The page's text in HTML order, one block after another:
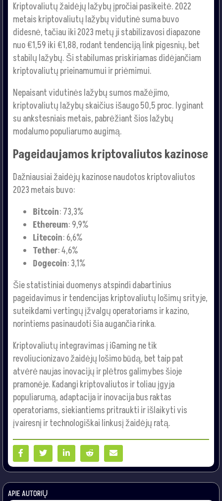
Kriptovaliutų žaidėjų lažybų įpročiai pasikeitė. 2022
metais kriptovaliutų lažybų vidutinė suma buvo
didesnė, tačiau iki 2023 metų ji stabilizavosi diapazone
nuo €1,59 iki €1,88, rodant tendenciją link pigesnių, bet
stabilų lažybų. Ši stabilumas priskiriamas didėjančiam
kriptovaliutų prieinamumui ir priėmimui.
Nepaisant vidutinės lažybų sumos mažėjimo,
kriptovaliutų lažybų skaičius išaugo 50,5 proc. lyginant
su ankstesniais metais, pabrėžiant šios lažybų
modalumo populiarumo augimą.
Pageidaujamos kriptovaliutos kazinose
Dažniausiai žaidėjų kazinose naudotos kriptovaliutos
2023 metais buvo:
Bitcoin: 73,3%
Ethereum: 9,9%
Litecoin: 6,6%
Tether: 4,6%
Dogecoin: 3,1%
Šie statistiniai duomenys atspindi dabartinius
pageidavimus ir tendencijas kriptovaliutų lošimų srityje,
suteikdami vertingų įžvalgų operatoriams ir kazino,
norintiems pasinaudoti šia augančia rinka.
Kriptovaliutų integravimas į iGaming ne tik
revoliucionizavo žaidėjų lošimo būdą, bet taip pat
atvėrė naujas inovacijų ir plėtros galimybes šioje
pramonėje. Kadangi kriptovaliutos ir toliau įgyja
populiarumą, adaptacija ir inovacija bus raktas
operatoriams, siekiantiems pritraukti ir išlaikyti vis
įvairesnį ir technologiškai linkusį žaidėjų ratą.
APIE AUTORIŲ